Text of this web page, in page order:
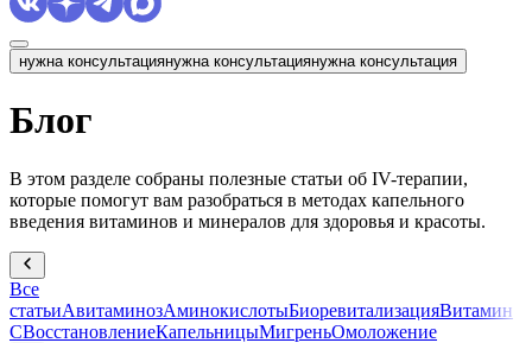
нужна консультациянужна консультациянужна консультация
Блог
В этом разделе собраны полезные статьи об IV-терапии,
которые помогут вам разобраться в методах капельного
введения витаминов и минералов для здоровья и красоты.
Все
статьиАвитаминозАминокислотыБиоревитализацияВитамин
СВосстановлениеКапельницыМигреньОмоложение